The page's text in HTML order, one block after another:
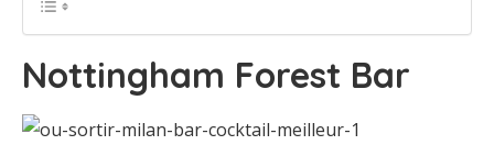
Nottingham Forest Bar